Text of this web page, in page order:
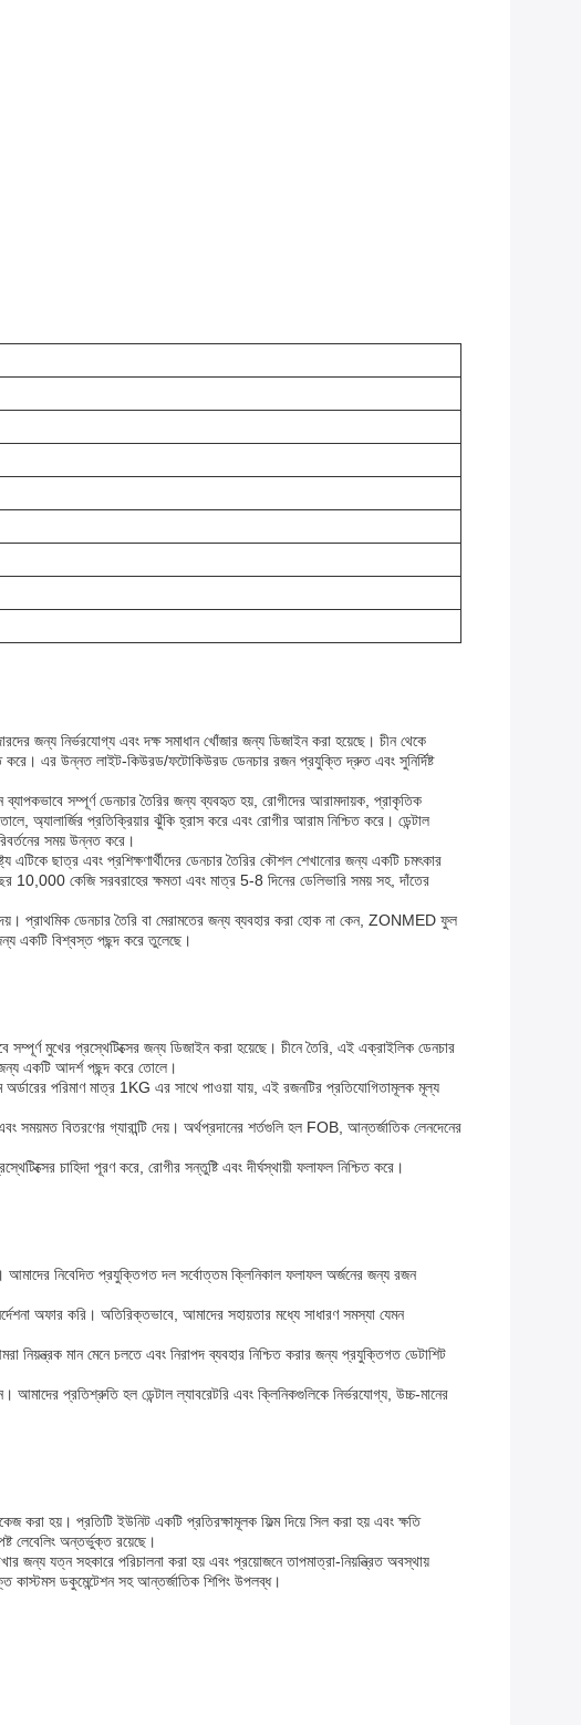
জন্য নির্ভরযোগ্য এবং দক্ষ সমাধান খোঁজার জন্য ডিজাইন করা হয়েছে। চীন থেকে
করে। এর উন্নত লাইট-কিউরড/ফটোকিউরড ডেনচার রজন প্রযুক্তি দ্রুত এবং সুনির্দিষ্ট
সম্পূর্ণ ডেনচার তৈরির জন্য ব্যবহৃত হয়, রোগীদের আরামদায়ক, প্রাকৃতিক
অ্যালার্জির প্রতিক্রিয়ার ঝুঁকি হ্রাস করে এবং রোগীর আরাম নিশ্চিত করে। ডেন্টাল
সময় উন্নত করে।
এটিকে ছাত্র এবং প্রশিক্ষণার্থীদের ডেনচার তৈরির কৌশল শেখানোর জন্য একটি চমৎকার
10,000 কেজি সরবরাহের ক্ষমতা এবং মাত্র 5-8 দিনের ডেলিভারি সময় সহ, দাঁতের
প্রাথমিক ডেনচার তৈরি বা মেরামতের জন্য ব্যবহার করা হোক না কেন, ZONMED ফুল
একটি বিশ্বস্ত পছন্দ করে তুলেছে।
মুখের প্রস্থেটিক্সের জন্য ডিজাইন করা হয়েছে। চীনে তৈরি, এই এক্রাইলিক ডেনচার
জন্য একটি আদর্শ পছন্দ করে তোলে।
পরিমাণ মাত্র 1KG এর সাথে পাওয়া যায়, এই রজনটির প্রতিযোগিতামূলক মূল্য
বিতরণের গ্যারান্টি দেয়। অর্থপ্রদানের শর্তগুলি হল FOB, আন্তর্জাতিক লেনদেনের
চাহিদা পূরণ করে, রোগীর সন্তুষ্টি এবং দীর্ঘস্থায়ী ফলাফল নিশ্চিত করে।
আমাদের নিবেদিত প্রযুক্তিগত দল সর্বোত্তম ক্লিনিকাল ফলাফল অর্জনের জন্য রজন
অফার করি। অতিরিক্তভাবে, আমাদের সহায়তার মধ্যে সাধারণ সমস্যা যেমন
মান মেনে চলতে এবং নিরাপদ ব্যবহার নিশ্চিত করার জন্য প্রযুক্তিগত ডেটাশিট
আমাদের প্রতিশ্রুতি হল ডেন্টাল ল্যাবরেটরি এবং ক্লিনিকগুলিকে নির্ভরযোগ্য, উচ্চ-মানের
করা হয়। প্রতিটি ইউনিট একটি প্রতিরক্ষামূলক ফিল্ম দিয়ে সিল করা হয় এবং ক্ষতি
লেবেলিং অন্তর্ভুক্ত রয়েছে।
জন্য যত্ন সহকারে পরিচালনা করা হয় এবং প্রয়োজনে তাপমাত্রা-নিয়ন্ত্রিত অবস্থায়
কাস্টমস ডকুমেন্টেশন সহ আন্তর্জাতিক শিপিং উপলব্ধ।